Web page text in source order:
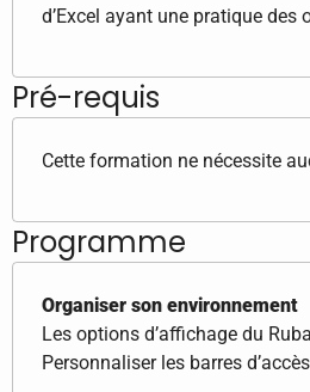
d’Excel ayant une pratique des
Pré-requis
Cette formation ne nécessite
Programme
Organiser son environnement
Les options d’affichage du
Personnaliser les barres